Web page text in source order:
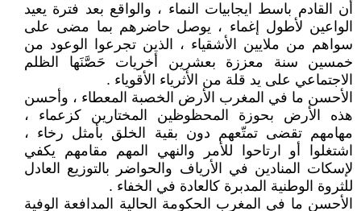
أن القادم باسط ايجابيات النماء ، والواقع بعد فترة يعيد
الواعين لأطول إغماء ، يوصل حاضرهم بما مضى على
سواهم من ملايين الأشقياء ، الذين تجرعوا الوعود من
خمسين سنة معززة بعشرين أخريات حَصَّنَها الظلم
الاجتماعي على يد قلة من الأثرياء الأقوياء .
الأحسن ما في المغرب الأرض الخصبة المعطاء ، وأحسن
هذه الأرض بحوزة المحظوظين المختارين كزعماء ،
مهامهم تقضى تمتّعهم دون بقية الخلق بأمثل رخاء ،
اشتغلوا أو ارتاحوا للأمر والنهي المهم مقامهم يكفي
لإسكات المنادين في الأرياف والحواضر بالتوزيع العادل
للثروة الوطنية المدبرة كالعادة في الخفاء .
الأحسن ما في المغرب الحكومة الحالية المدافعة الوفية